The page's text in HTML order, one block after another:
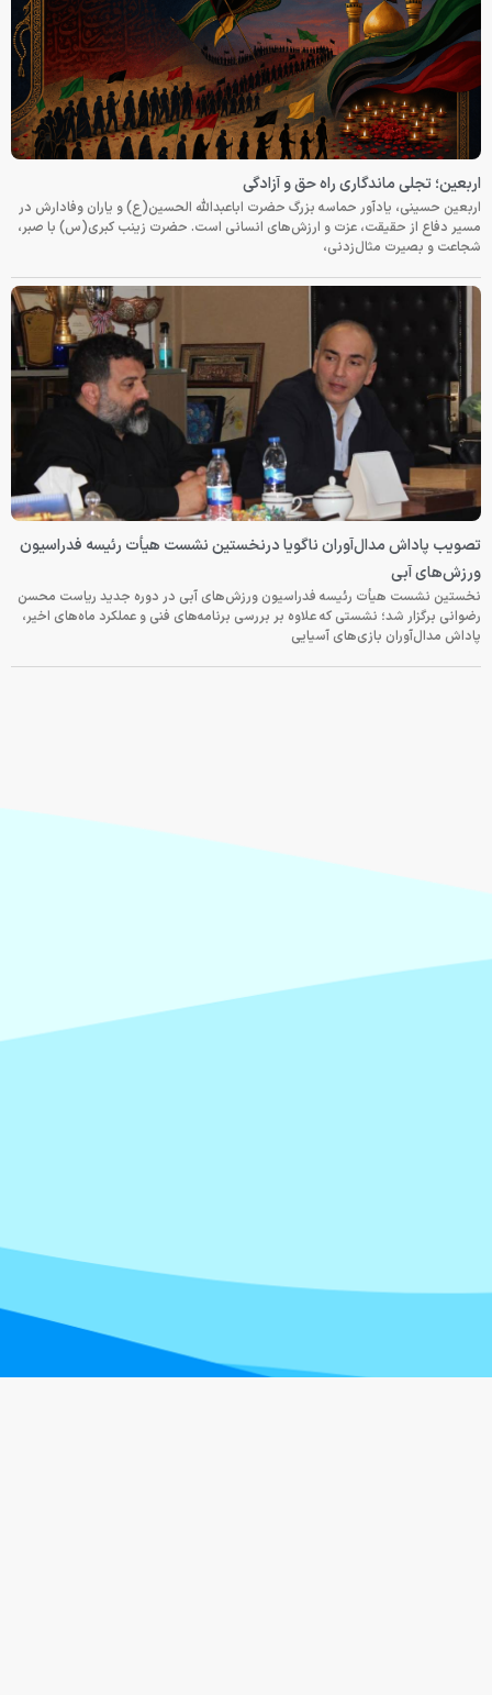
اربعین؛ تجلی ماندگاری راه حق و آزادگی
اربعین حسینی، یادآور حماسه بزرگ حضرت اباعبدالله الحسین(ع) و یاران وفادارش در
مسیر دفاع از حقیقت، عزت و ارزش‌های انسانی است. حضرت زینب کبری(س) با صبر،
شجاعت و بصیرت مثال‌زدنی،
تصویب پاداش مدال‌آوران ناگویا درنخستین نشست هیأت رئیسه فدراسیون
ورزش‌های آبی
نخستین نشست هیأت رئیسه فدراسیون ورزش‌های آبی در دوره جدید ریاست محسن
رضوانی برگزار شد؛ نشستی که علاوه بر بررسی برنامه‌های فنی و عملکرد ماه‌های اخیر،
پاداش مدال‌آوران بازی‌های آسیایی